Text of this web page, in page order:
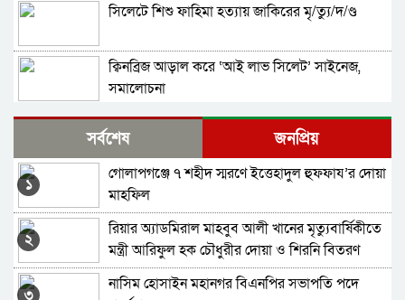
সিলেটে শিশু ফাহিমা হত্যায় জাকিরের মৃ/ত্যু/দ/ণ্ড
ক্বিনব্রিজ আড়াল করে ‘আই লাভ সিলেট’ সাইনেজ,
সমালোচনা
স্বর্ণের দামে বড় লাফ, ভরি ছাড়াল সোয়া ২ লাখ
এবার ৫ দেশি মাছে মিলল মাইক্রোপ্লাস্টিক, বেশি
কইয়ে
জ্বালানি সংকট থেকে উত্তরণে সময় লাগবে: সিলেটে
বাণিজ্য মন্ত্রী
জৈন্তাপুরে জুলাই গণঅভ্যুত্থান দিবস পালিত
সর্বশেষ জনপ্রিয়
১
গোলাপগঞ্জে ৭ শহীদ স্মরণে ইত্তেহাদুল হুফফায’র দোয়া
মাহফিল
২
রিয়ার অ্যাডমিরাল মাহবুব আলী খানের মৃত্যুবার্ষিকীতে
মন্ত্রী আরিফুল হক চৌধুরীর দোয়া ও শিরনি বিতরণ
৩
নাসিম হোসাইন মহানগর বিএনপির সভাপতি পদে